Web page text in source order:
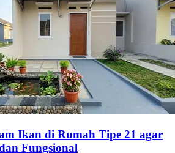
Ikan di Rumah Tipe 21 agar
Fungsional